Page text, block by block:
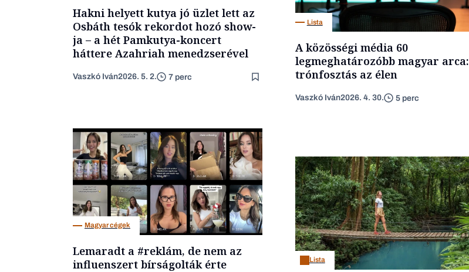
Hakni helyett kutya jó üzlet lett az
Osbáth tesók rekordot hozó show-
ja – a hét Pamkutya-koncert
háttere Azahriah menedzserével
Vaszkó Iván2026. 5. 2. 7 perc
Lista
A közösségi média 60
legmeghatározóbb magyar arca:
trónfosztás az élen
Vaszkó Iván2026. 4. 30. 5 perc
Magyar cégek
Lemaradt a #reklám, de nem az
influenszert bírságolták érte
Lista